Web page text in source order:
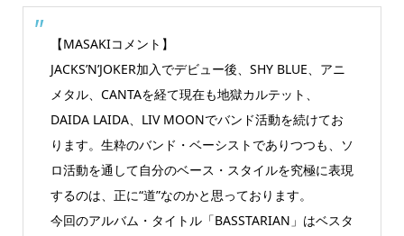
【MASAKIコメント】
JACKS’N’JOKER加入でデビュー後、SHY BLUE、アニ
メタル、CANTAを経て現在も地獄カルテット、
DAIDA LAIDA、LIV MOONでバンド活動を続けてお
ります。生粋のバンド・ベーシストでありつつも、ソ
ロ活動を通して自分のベース・スタイルを究極に表現
するのは、正に“道”なのかと思っております。
今回のアルバム・タイトル「BASSTARIAN」はベスタ